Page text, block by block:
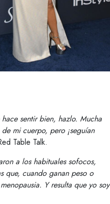
sentir bien, hazlo. Mucha
mi cuerpo, pero ¡seguían
Table Talk.
a los habituales sofocos,
que, cuando ganan peso o
Y resulta que yo soy